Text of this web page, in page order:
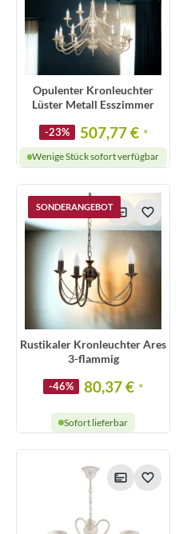
Opulenter Kronleuchter
Lüster Metall Esszimmer
-23% 507,77 € *
Wenige Stück sofort verfügbar
SONDERANGEBOT
Rustikaler Kronleuchter Ares
3-flammig
-46% 80,37 € *
Sofort lieferbar